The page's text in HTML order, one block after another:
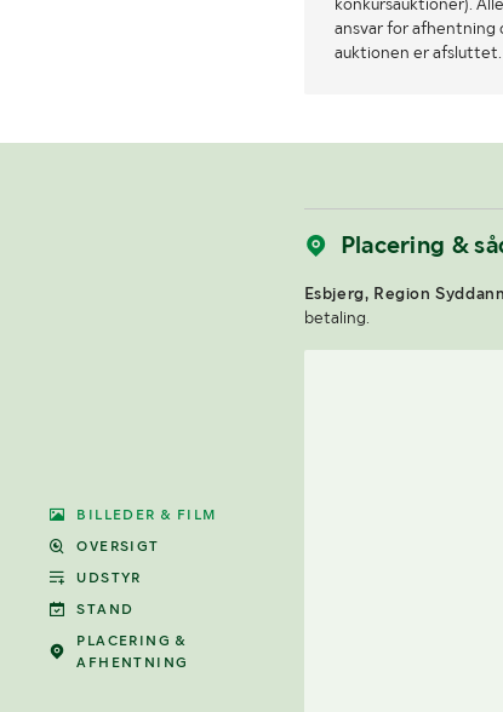
BILLEDER & FILM
OVERSIGT
UDSTYR
STAND
PLACERING &
AFHENTNING
konkursauktioner).
ansvar for afhentning
auktionen er afsluttet.
Placering &
Esbjerg, Region
betaling.